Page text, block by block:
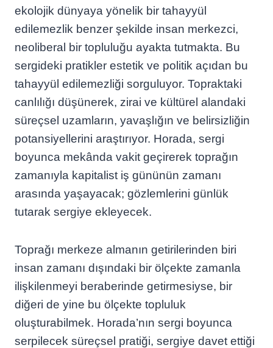
ekolojik dünyaya yönelik bir tahayyül
edilemezlik benzer şekilde insan merkezci,
neoliberal bir topluluğu ayakta tutmakta. Bu
sergideki pratikler estetik ve politik açıdan bu
tahayyül edilemezliği sorguluyor. Topraktaki
canlılığı düşünerek, zirai ve kültürel alandaki
süreçsel uzamların, yavaşlığın ve belirsizliğin
potansiyellerini araştırıyor. Horada, sergi
boyunca mekânda vakit geçirerek toprağın
zamanıyla kapitalist iş gününün zamanı
arasında yaşayacak; gözlemlerini günlük
tutarak sergiye ekleyecek.
Toprağı merkeze almanın getirilerinden biri
insan zamanı dışındaki bir ölçekte zamanla
ilişkilenmeyi beraberinde getirmesiyse, bir
diğeri de yine bu ölçekte topluluk
oluşturabilmek. Horada’nın sergi boyunca
serpilecek süreçsel pratiği, sergiye davet ettiği